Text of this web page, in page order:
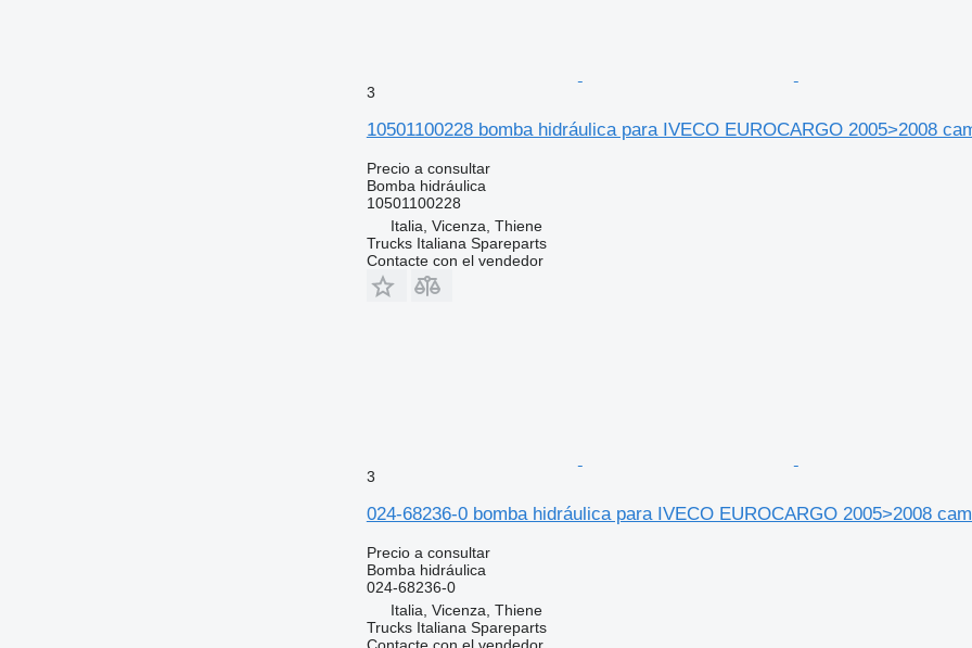
3
10501100228 bomba hidráulica para IVECO EUROCARGO 2005>2008
Precio a consultar
Bomba hidráulica
10501100228
Italia, Vicenza, Thiene
Trucks Italiana Spareparts
Contacte con el vendedor
3
024-68236-0 bomba hidráulica para IVECO EUROCARGO 2005>2008
Precio a consultar
Bomba hidráulica
024-68236-0
Italia, Vicenza, Thiene
Trucks Italiana Spareparts
Contacte con el vendedor